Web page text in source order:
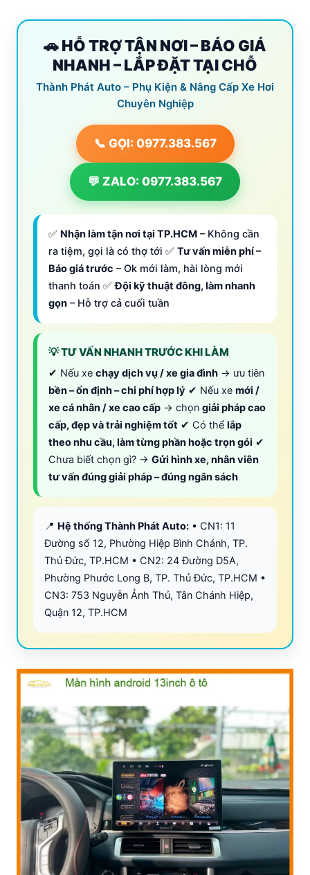
🚗 HỖ TRỢ TẬN NƠI – BÁO GIÁ
NHANH – LẮP ĐẶT TẠI CHỖ
Thành Phát Auto – Phụ Kiện & Nâng Cấp Xe Hơi
Chuyên Nghiệp
📞 GỌI: 0977.383.567
💬 ZALO: 0977.383.567
✅ Nhận làm tận nơi tại TP.HCM – Không cần
ra tiệm, gọi là có thợ tới ✅ Tư vấn miễn phí –
Báo giá trước – Ok mới làm, hài lòng mới
thanh toán ✅Đội kỹ thuật đông, làm nhanh
gọn – Hỗ trợ cả cuối tuần
💡 TƯ VẤN NHANH TRƯỚC KHI LÀM
✔ Nếu xe chạy dịch vụ / xe gia đình → ưu tiên
bền – ổn định – chi phí hợp lý ✔ Nếu xe mới /
xe cá nhân / xe cao cấp → chọn giải pháp cao
cấp, đẹp và trải nghiệm tốt ✔ Có thể lắp
theo nhu cầu, làm từng phần hoặc trọn gói ✔
Chưa biết chọn gì? → Gửi hình xe, nhân viên
tư vấn đúng giải pháp – đúng ngân sách
📍 Hệ thống Thành Phát Auto: • CN1: 11
Đường số 12, Phường Hiệp Bình Chánh, TP.
Thủ Đức, TP.HCM • CN2: 24 Đường D5A,
Phường Phước Long B, TP. Thủ Đức, TP.HCM •
CN3: 753 Nguyễn Ảnh Thủ, Tân Chánh Hiệp,
Quận 12, TP.HCM